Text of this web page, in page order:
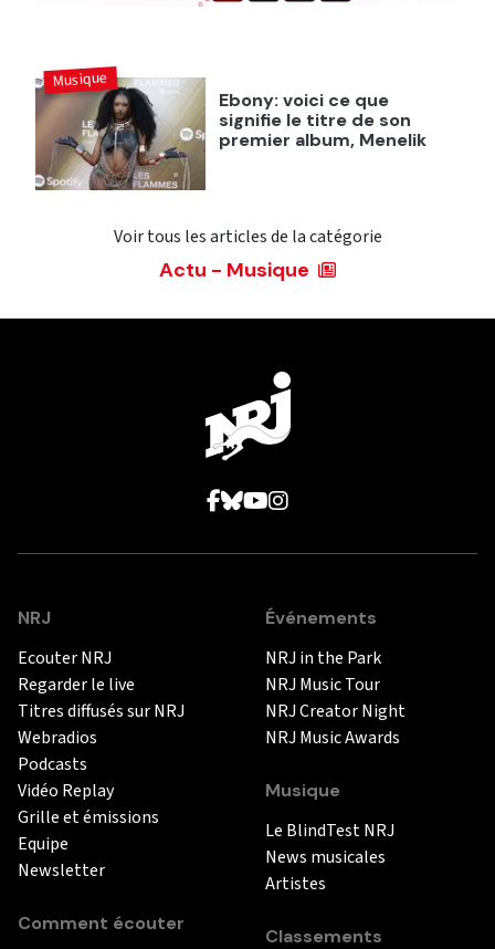
Ebony: voici ce que
signifie le titre de son
premier album, Menelik
Musique
Voir tous les articles de la catégorie
Actu - Musique
NRJ
Ecouter NRJ
Regarder le live
Titres diffusés sur NRJ
Webradios
Podcasts
Vidéo Replay
Grille et émissions
Equipe
Newsletter
Comment écouter
Événements
NRJ in the Park
NRJ Music Tour
NRJ Creator Night
NRJ Music Awards
Musique
Le BlindTest NRJ
News musicales
Artistes
Classements